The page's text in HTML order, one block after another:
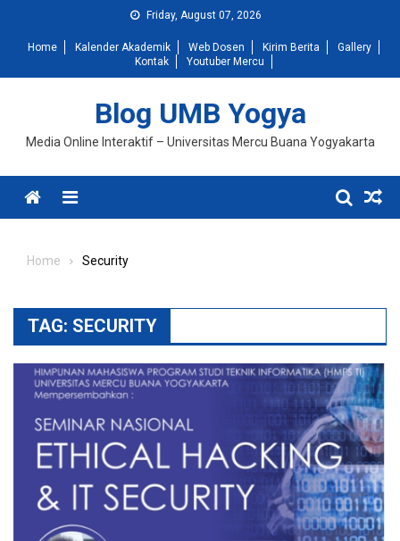
content
Friday, August 07, 2026
Home Kalender Akademik Web Dosen Kirim Berita
Gallery
Kontak
Youtuber Mercu
Blog UMB Yogya
Media Online Interaktif – Universitas Mercu Buana Yogyakarta
Menu
Home Security
TAG: SECURITY